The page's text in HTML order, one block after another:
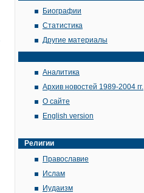
Биографии
Статистика
Другие материалы
Аналитика
Архив новостей 1989-2004 гг.
О сайте
English version
Религии
Православие
Ислам
Иудаизм